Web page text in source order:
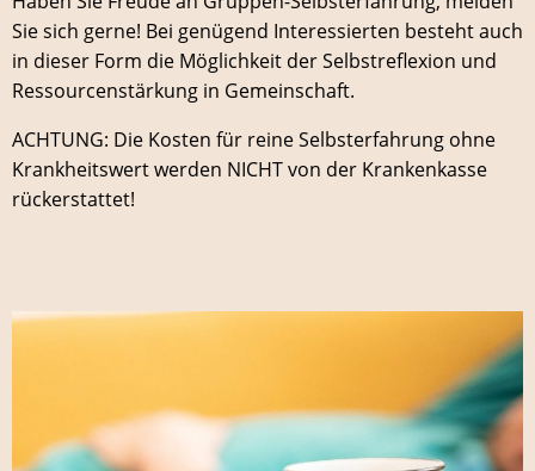
Sie sich gerne! Bei genügend Interessierten besteht auch
in dieser Form die Möglichkeit der Selbstreflexion und
Ressourcenstärkung in Gemeinschaft.
ACHTUNG: Die Kosten für reine Selbsterfahrung ohne
Krankheitswert werden NICHT von der Krankenkasse
rückerstattet!